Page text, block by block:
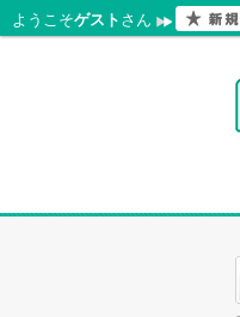
ようこそゲスト さん